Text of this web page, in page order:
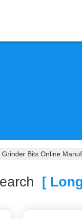
Grinder Bits Online
[